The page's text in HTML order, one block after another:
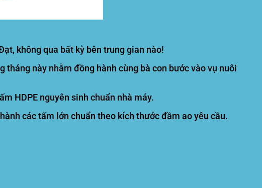
, không qua bất kỳ bên trung gian nào!
này nhằm đồng hành cùng bà con bước vào vụ nuôi
HDPE nguyên sinh chuẩn nhà máy.
các tấm lớn chuẩn theo kích thước đầm ao yêu cầu.